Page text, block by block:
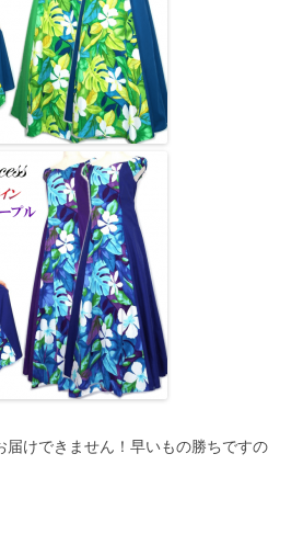
届けできません！早いもの勝ちですの